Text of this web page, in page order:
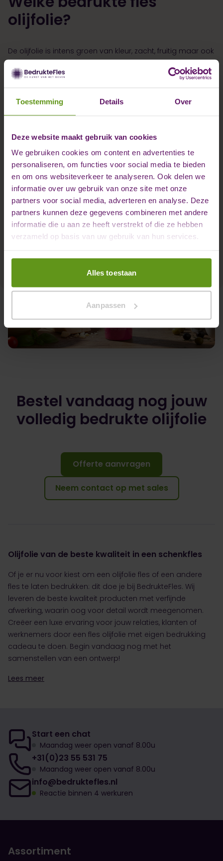
Toestemming Details Over
Deze website maakt gebruik van cookies
We gebruiken cookies om content en advertenties te
personaliseren, om functies voor social media te bieden
en om ons websiteverkeer te analyseren. Ook delen we
informatie over uw gebruik van onze site met onze
partners voor social media, adverteren en analyse. Deze
partners kunnen deze gegevens combineren met andere
informatie die u aan ze heeft verstrekt of die ze hebben
verzameld op basis van uw gebruik van hun services.
Alles toestaan
Aanpassen
olijfolie?
De olijfolie is intens groen van kleur, zacht, fruitig maar ook
licht kruidig van smaak. Heerlijk over een salade, maar
ook met een stukje brood. Gun jouw relaties, klanten of
ze deze geweldige olijfolie gebruiken in de keuken! De
smaak. Heerlijk met een stukje brood, maar ook geschikt
een heerlijke olijfolie, die op verschillende manieren te
gebruiken is.
Bestel vandaag nog jouw
volledig bedrukte olijfolie
Offerte aanvragen
Neem contact op met sales
Olijfolie van de beste kwaliteit in een schenkfles
Of je er nu voor kiest om een olijfolie fles of een andere
fles te laten bedrukken: dit doe je bij BedrukteFles. Wij
leveren de beste kwaliteit producten met verfijnde
afwerking, waarin oog voor detail wordt meegenomen.
Creëer een luxe ervaring voor jouw relaties, klanten of
werknemers door een fles olijfolie met eigen bedrukking
cadeau te doen. Begin vandaag nog met het
samenstellen van een ontwerp!
Lees meer
Start een chat
Maandag weer open vanaf 8.00u
+31(0)23 55 531 75
Maandag weer open vanaf 8.00u
info@bedruktefles.nl
Reactie binnen 4 werkuren
Assortiment